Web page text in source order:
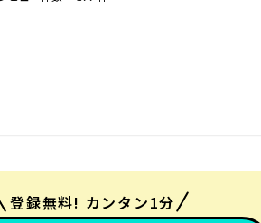
登録無料! カンタン1分